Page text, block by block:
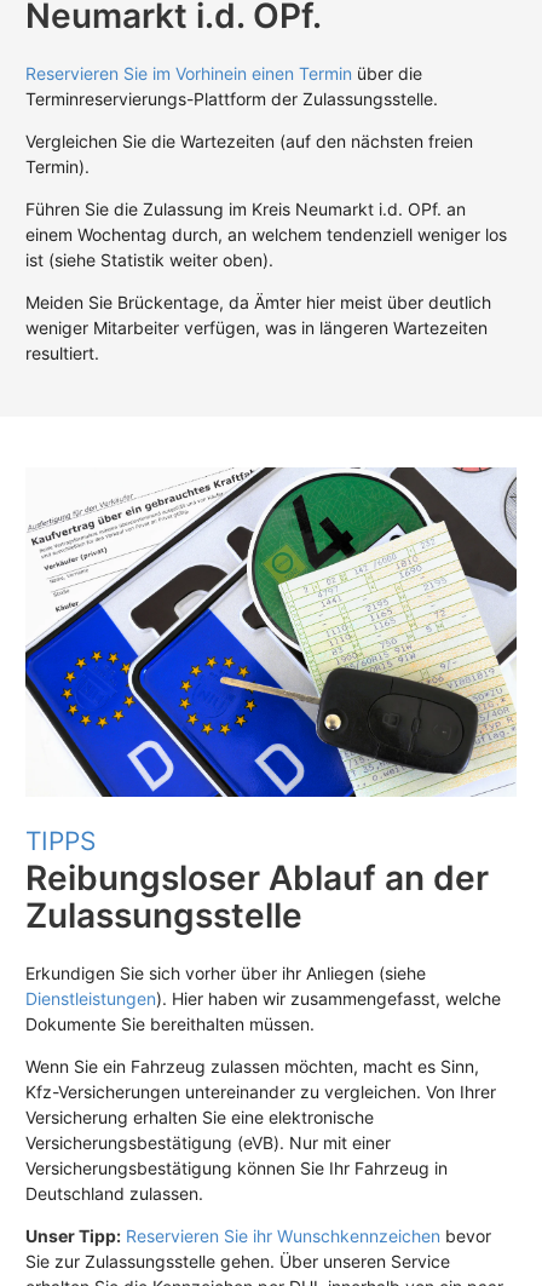
Neumarkt i.d. OPf.
Reservieren Sie im Vorhinein einen Termin über die
Terminreservierungs-Plattform der Zulassungsstelle.
Vergleichen Sie die Wartezeiten (auf den nächsten freien
Termin).
Führen Sie die Zulassung im Kreis Neumarkt i.d. OPf. an
einem Wochentag durch, an welchem tendenziell weniger los
ist (siehe Statistik weiter oben).
Meiden Sie Brückentage, da Ämter hier meist über deutlich
weniger Mitarbeiter verfügen, was in längeren Wartezeiten
resultiert.
TIPPS
Reibungsloser Ablauf an der
Zulassungsstelle
Erkundigen Sie sich vorher über ihr Anliegen (siehe
Dienstleistungen). Hier haben wir zusammengefasst, welche
Dokumente Sie bereithalten müssen.
Wenn Sie ein Fahrzeug zulassen möchten, macht es Sinn,
Kfz-Versicherungen untereinander zu vergleichen. Von Ihrer
Versicherung erhalten Sie eine elektronische
Versicherungsbestätigung (eVB). Nur mit einer
Versicherungsbestätigung können Sie Ihr Fahrzeug in
Deutschland zulassen.
Unser Tipp: Reservieren Sie ihr Wunschkennzeichen bevor
Sie zur Zulassungsstelle gehen. Über unseren Service